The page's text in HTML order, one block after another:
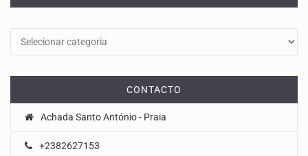
CONTACTO
Achada Santo António - Praia
+2382627153